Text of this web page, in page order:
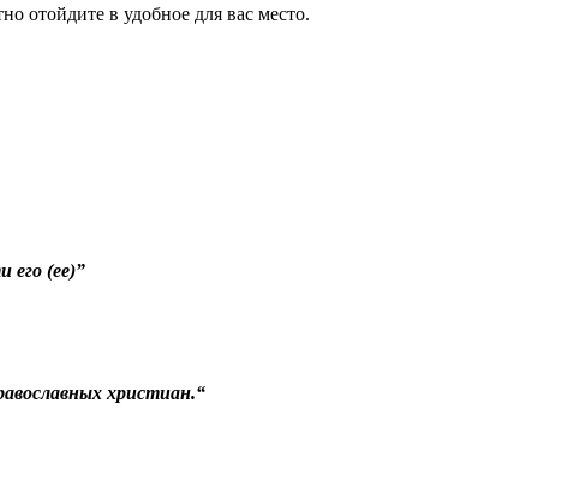
отойдите в удобное для вас место.
его (ее)”
христиан.“